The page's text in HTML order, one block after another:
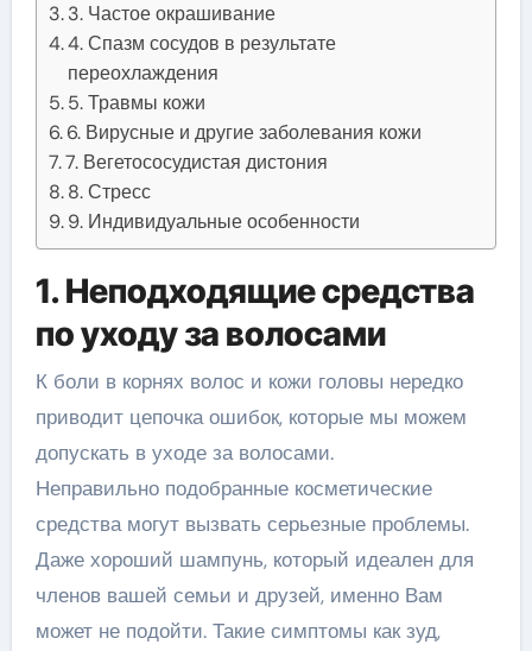
3. Частое окрашивание
4. Спазм сосудов в результате
переохлаждения
5. Травмы кожи
6. Вирусные и другие заболевания кожи
7. Вегетососудистая дистония
8. Стресс
9. Индивидуальные особенности
1. Неподходящие средства
по уходу за волосами
К боли в корнях волос и кожи головы нередко
приводит цепочка ошибок, которые мы можем
допускать в уходе за волосами.
Неправильно подобранные косметические
средства могут вызвать серьезные проблемы.
Даже хороший шампунь, который идеален для
членов вашей семьи и друзей, именно Вам
может не подойти. Такие симптомы как зуд,